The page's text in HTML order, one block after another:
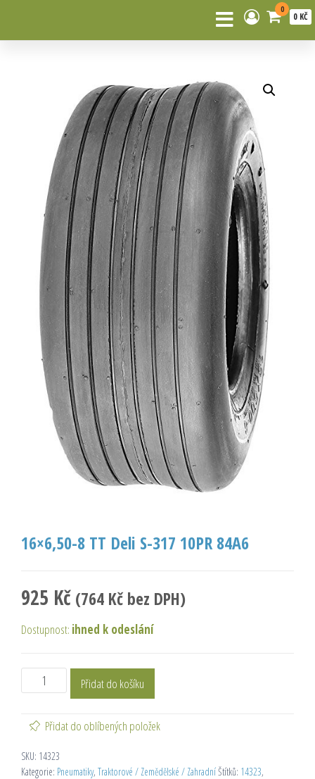
0
0 KČ
16×6,50-8 TT Deli S-317 10PR 84A6
925 Kč (764 Kč bez DPH)
Dostupnost: ihned k odeslání
Přidat do košíku
Přidat do oblíbených položek
SKU: 14323
Kategorie: Pneumatiky, Traktorové / Zemědělské / ZahradníŠtítků: 14323,